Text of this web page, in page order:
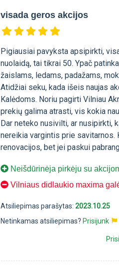
visada geros akcijos
Pigiausiai pavyksta apsipirkti,
nuolaidą, tai tikrai 50. Ypač
žaislams, ledams, padažams,
Atidžiai seku, kada išeis naujas
Kalėdoms. Noriu pagirti Vilniau
prekių galima atrasti, vis kokia
Dar neteko nusivilti, ar nusipirkti,
nereikia vargintis prie savitarnos.
renovacijos, bet jei paskui
Neišdūrinėja pirkėju su
Vilniaus didlaukio maxima
Atsiliepimas parašytas:2023.10.25
Netinkamas atsiliepimas? Prisijunk